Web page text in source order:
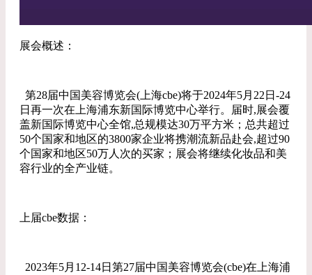
展会概述：
第28届中国美容博览会(上海cbe)将于2024年5月22日-24
日再一次在上海浦东新国际博览中心举行。届时,展会覆
盖新国际博览中心全馆,总规模达30万平方米；总共超过
50个国家和地区的3800家企业将携潮流新品赴会,超过90
个国家和地区50万人次的买家；展会将继续化妆品和美
容行业的全产业链。
上届cbe数据：
2023年5月12-14日第27届中国美容博览会(cbe)在上海浦